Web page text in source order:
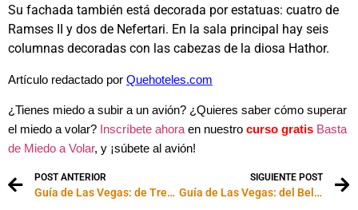
Su fachada también está decorada por estatuas: cuatro de
Ramses II y dos de Nefertari. En la sala principal hay seis
columnas decoradas con las cabezas de la diosa Hathor.
Artículo redactado por Quehoteles.com
¿Tienes miedo a subir a un avión? ¿Quieres saber cómo superar
el miedo a volar? Inscríbete ahoraen nuestro curso gratis Basta
de Miedo a Volar, y ¡súbete al avión!
POST ANTERIOR
Guía de Las Vegas: de Treasure Island al Caesars Palace
SIGUIENTE POST
Guía de Las Vegas: del Bellagio al Tropicana